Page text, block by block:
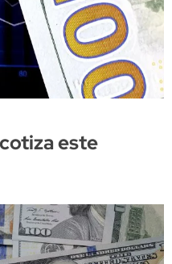
este